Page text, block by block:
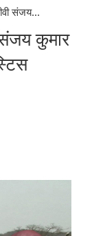
संजय...
संजय कुमार